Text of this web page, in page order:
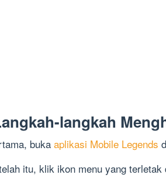
langkah
buka aplikasi Mobile Legends
itu, klik ikon menu yang